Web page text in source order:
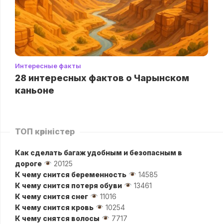
Интересные факты
28 интересных фактов о Чарынском
каньоне
ТОП көріністер
Как сделать багаж удобным и безопасным в
дороге
20125
К чему снится беременность
14585
К чему снится потеря обуви
13461
К чему снится снег
11016
К чему снится кровь
10254
К чему снятся волосы
7717